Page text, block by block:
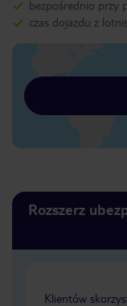
bezpośrednio przy
czas dojazdu z
Rozszerz
Klientów